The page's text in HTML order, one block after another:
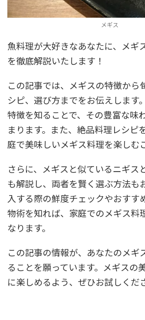
メギス
魚料理が大好きなあなたに、メギ
を徹底解説いたします！
この記事では、メギスの特徴から
シピ、選び方までをお伝えします
特徴を知ることで、その豊富な味
まります。また、絶品料理レシピ
庭で美味しいメギス料理を楽しむ
さらに、メギスと似ているニギス
も解説し、両者を賢く選ぶ方法も
入する際の鮮度チェックやおすす
物術を知れば、家庭でのメギス料
なります。
この記事の情報が、あなたのメギ
ることを願っています。メギスの
に楽しめるよう、ぜひお試しくだ